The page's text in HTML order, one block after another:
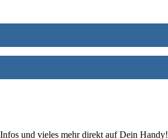
und vieles mehr direkt auf Dein Handy!